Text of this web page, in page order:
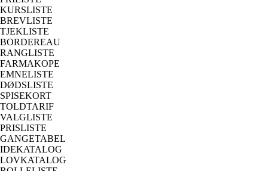
KURSLISTE
BREVLISTE
TJEKLISTE
BORDEREAU
RANGLISTE
FARMAKOPE
EMNELISTE
DØDSLISTE
SPISEKORT
TOLDTARIF
VALGLISTE
PRISLISTE
GANGETABEL
IDEKATALOG
LOVKATALOG